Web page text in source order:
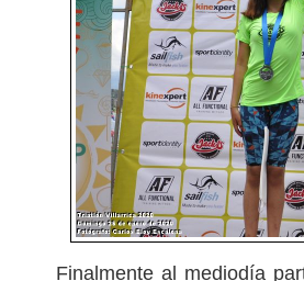
Finalmente al mediodía